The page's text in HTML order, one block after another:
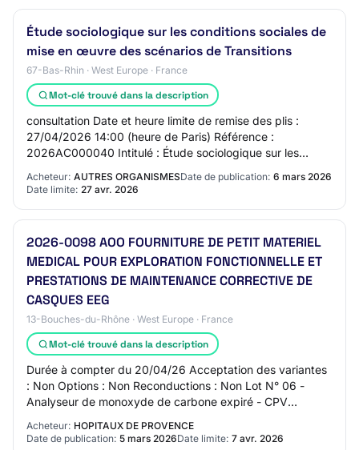
Étude sociologique sur les conditions sociales de
mise en œuvre des scénarios de Transitions
67-Bas-Rhin · West Europe · France
Mot-clé trouvé dans la description
consultation Date et heure limite de remise des plis :
27/04/2026 14:00 (heure de Paris) Référence :
2026AC000040 Intitulé : Étude sociologique sur les
Acheteur: AUTRES ORGANISMESDate de publication: 6 mars 2026
Date limite: 27 avr. 2026
2026-0098 AOO FOURNITURE DE PETIT MATERIEL
MEDICAL POUR EXPLORATION FONCTIONNELLE ET
PRESTATIONS DE MAINTENANCE CORRECTIVE DE
CASQUES EEG
13-Bouches-du-Rhône · West Europe · France
Mot-clé trouvé dans la description
Durée à compter du 20/04/26 Acceptation des variantes
: Non Options : Non Reconductions : Non Lot N° 06 -
Analyseur de monoxyde de carbone expiré - CPV
Acheteur: HOPITAUX DE PROVENCE
Date de publication: 5 mars 2026Date limite: 7 avr. 2026